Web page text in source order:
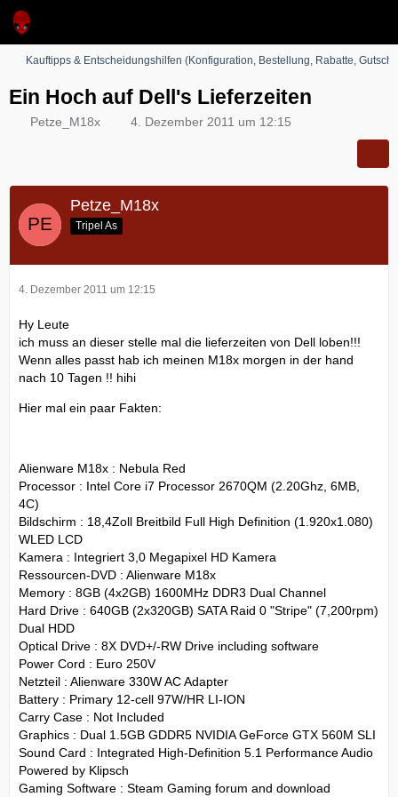
Kauftipps & Entscheidungshilfen (Konfiguration, Bestellung, Rabatte,
Ein Hoch auf Dell's Lieferzeiten
Petze_M18x 4. Dezember 2011 um 12:15
Petze_M18x
Tripel As
4. Dezember 2011 um 12:15
Hy Leute
ich muss an dieser stelle mal die lieferzeiten von Dell loben!!!
Wenn alles passt hab ich meinen M18x morgen in der hand
nach 10 Tagen !! hihi
Hier mal ein paar Fakten:
Alienware M18x : Nebula Red
Processor : Intel Core i7 Processor 2670QM (2.20Ghz, 6MB,
4C)
Bildschirm : 18,4Zoll Breitbild Full High Definition (1.920x1.080)
WLED LCD
Kamera : Integriert 3,0 Megapixel HD Kamera
Ressourcen-DVD : Alienware M18x
Memory : 8GB (4x2GB) 1600MHz DDR3 Dual Channel
Hard Drive : 640GB (2x320GB) SATA Raid 0 "Stripe" (7,200rpm)
Dual HDD
Optical Drive : 8X DVD+/-RW Drive including software
Power Cord : Euro 250V
Netzteil : Alienware 330W AC Adapter
Battery : Primary 12-cell 97W/HR LI-ION
Carry Case : Not Included
Graphics : Dual 1.5GB GDDR5 NVIDIA GeForce GTX 560M SLI
Sound Card : Integrated High-Definition 5.1 Performance Audio
Powered by Klipsch
Gaming Software : Steam Gaming forum and download